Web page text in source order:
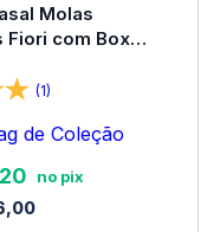
Molas
Fiori com Box
(1)
20
,00